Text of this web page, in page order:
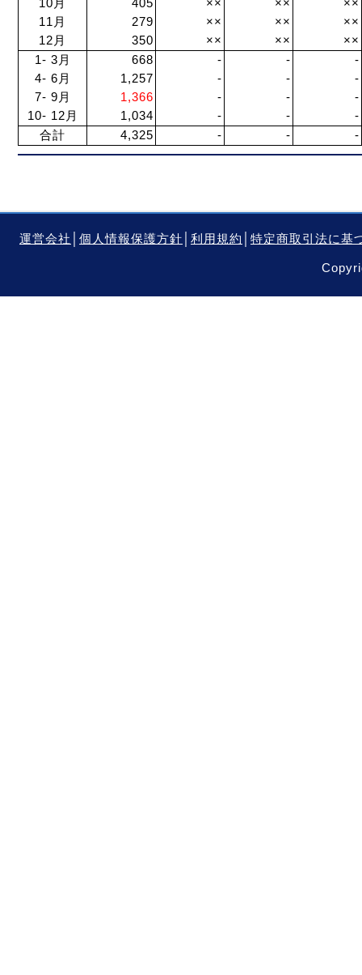
10月 405 ×× ××
××
11月
279 ×× ××
××
12月
350 ×× ××
××
1- 3月
668 - -
-
4- 6月
1,257 - -
-
7- 9月
1,366 - -
-
10- 12月
1,034 - -
-
合計
4,325 - - -
運営会社 個人情報保護方針 利用規約 特定商取引法に基